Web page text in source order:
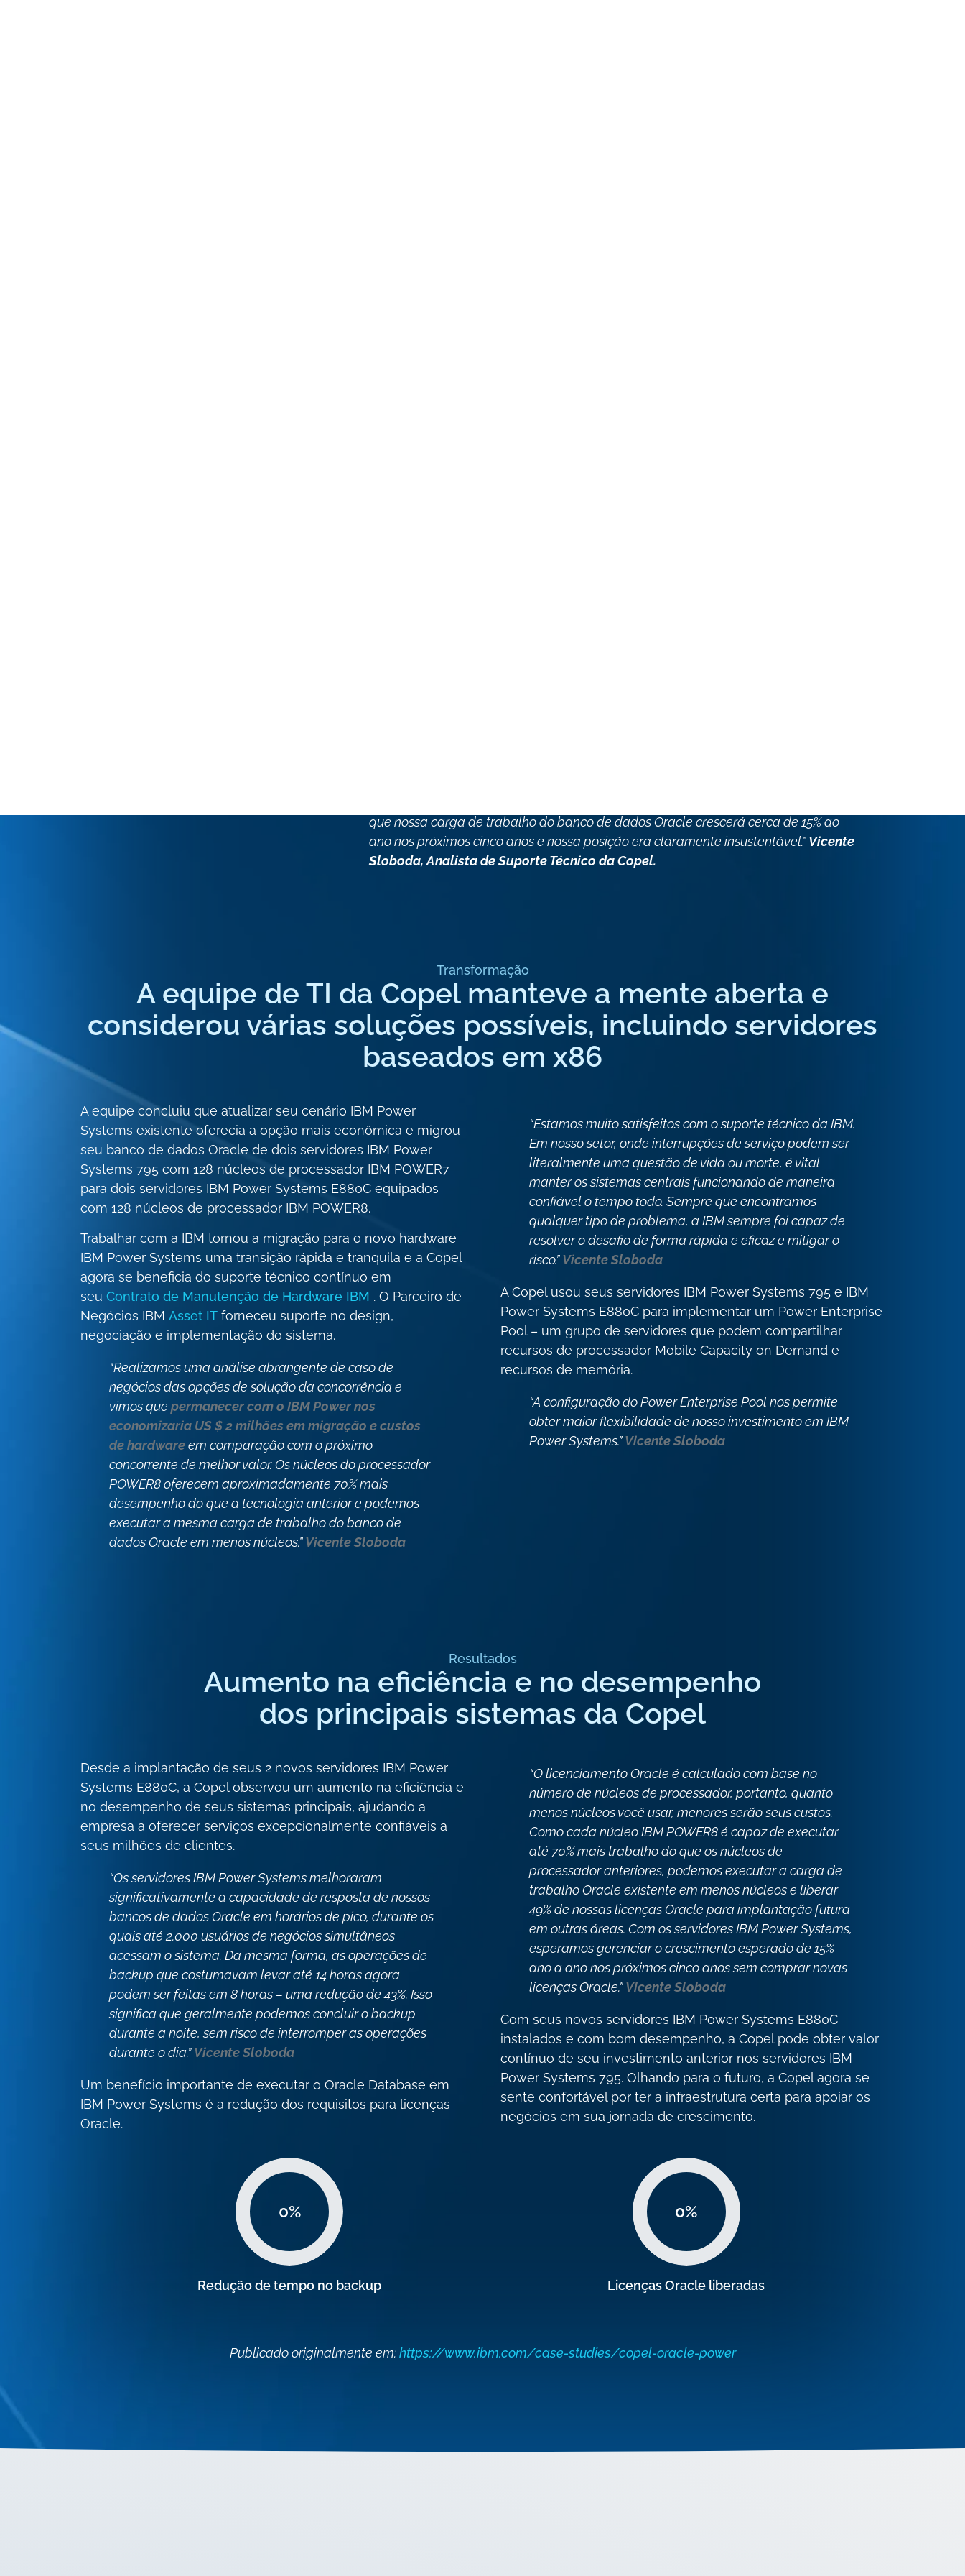
que nossa carga de trabalho do banco de dados Oracle crescerá cerca de 15% ao
ano nos próximos cinco anos e nossa posição era claramente insustentável.”Vicente
Sloboda, Analista de Suporte Técnico da Copel.
Transformação
A equipe de TI da Copel manteve a mente aberta e
considerou várias soluções possíveis, incluindo servidores
baseados em x86
A equipe concluiu que atualizar seu cenário IBM Power
Systems existente oferecia a opção mais econômica e migrou
seu banco de dados Oracle de dois servidores IBM Power
Systems 795 com 128 núcleos de processador IBM POWER7
para dois servidores IBM Power Systems E880C equipados
com 128 núcleos de processador IBM POWER8.
Trabalhar com a IBM tornou a migração para o novo hardware
IBM Power Systems uma transição rápida e tranquila e a Copel
agora se beneficia do suporte técnico contínuo em
seu Contrato de Manutenção de Hardware IBM . O Parceiro de
Negócios IBM Asset IT forneceu suporte no design,
negociação e implementação do sistema.
“Realizamos uma análise abrangente de caso de
negócios das opções de solução da concorrência e
vimos que permanecer com o IBM Power nos
economizaria US $ 2 milhões em migração e custos
de hardwareem comparação com o próximo
concorrente de melhor valor. Os núcleos do processador
POWER8 oferecem aproximadamente 70% mais
desempenho do que a tecnologia anterior e podemos
executar a mesma carga de trabalho do banco de
dados Oracle em menos núcleos.”Vicente Sloboda
“Estamos muito satisfeitos com o suporte técnico da IBM.
Em nosso setor, onde interrupções de serviço podem ser
literalmente uma questão de vida ou morte, é vital
manter os sistemas centrais funcionando de maneira
confiável o tempo todo. Sempre que encontramos
qualquer tipo de problema, a IBM sempre foi capaz de
resolver o desafio de forma rápida e eficaz e mitigar o
risco.”Vicente Sloboda
A Copel usou seus servidores IBM Power Systems 795 e IBM
Power Systems E880C para implementar um Power Enterprise
Pool – um grupo de servidores que podem compartilhar
recursos de processador Mobile Capacity on Demand e
recursos de memória.
“A configuração do Power Enterprise Pool nos permite
obter maior flexibilidade de nosso investimento em IBM
Power Systems.”Vicente Sloboda
Resultados
Aumento na eficiência e no desempenho
dos principais sistemas da Copel
Desde a implantação de seus 2 novos servidores IBM Power
Systems E880C, a Copel observou um aumento na eficiência e
no desempenho de seus sistemas principais, ajudando a
empresa a oferecer serviços excepcionalmente confiáveis ​​a
seus milhões de clientes.
“Os servidores IBM Power Systems melhoraram
significativamente a capacidade de resposta de nossos
bancos de dados Oracle em horários de pico, durante os
quais até 2.000 usuários de negócios simultâneos
acessam o sistema. Da mesma forma, as operações de
backup que costumavam levar até 14 horas agora
podem ser feitas em 8 horas – uma redução de 43%. Isso
significa que geralmente podemos concluir o backup
durante a noite, sem risco de interromper as operações
durante o dia.”Vicente Sloboda
Um benefício importante de executar o Oracle Database em
IBM Power Systems é a redução dos requisitos para licenças
Oracle.
“O licenciamento Oracle é calculado com base no
número de núcleos de processador, portanto, quanto
menos núcleos você usar, menores serão seus custos.
Como cada núcleo IBM POWER8 é capaz de executar
até 70% mais trabalho do que os núcleos de
processador anteriores, podemos executar a carga de
trabalho Oracle existente em menos núcleos e liberar
49% de nossas licenças Oracle para implantação futura
em outras áreas. Com os servidores IBM Power Systems,
esperamos gerenciar o crescimento esperado de 15%
ano a ano nos próximos cinco anos sem comprar novas
licenças Oracle.”Vicente Sloboda
Com seus novos servidores IBM Power Systems E880C
instalados e com bom desempenho, a Copel pode obter valor
contínuo de seu investimento anterior nos servidores IBM
Power Systems 795. Olhando para o futuro, a Copel agora se
sente confortável por ter a infraestrutura certa para apoiar os
negócios em sua jornada de crescimento.
0%
Redução de tempo no backup
0%
Licenças Oracle liberadas
Publicado originalmente em:https://www.ibm.com/case-studies/copel-oracle-power